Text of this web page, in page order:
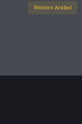
Weitere Artikel